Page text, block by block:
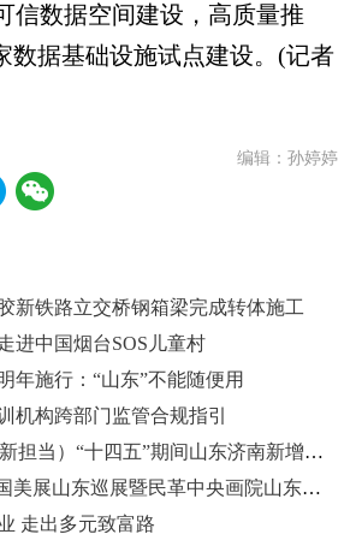
信数据空间建设，高质量推
数据基础设施试点建设。(记者
编辑：孙婷婷
新铁路立交桥钢箱梁完成转体施工
进中国烟台SOS儿童村
年施行：“山东”不能随便用
机构跨部门监管合规指引
（聚焦“十四五” 展现新担当）“十四五”期间山东济南新增学位23万余个
第四届“香凝如故”全国美展山东巡展暨民革中央画院山东展览中心落成活动启幕
走出多元致富路